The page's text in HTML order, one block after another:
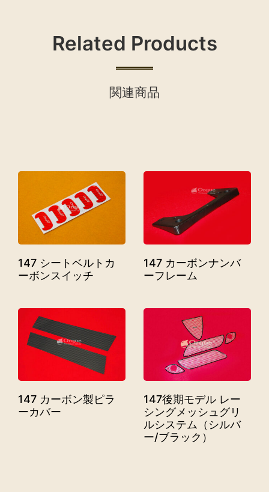
Related Products
関連商品
147 シートベルトカ
ーボンスイッチ
147 カーボンナンバ
ーフレーム
147 カーボン製ピラ
ーカバー
147後期モデル レー
シングメッシュグリ
ルシステム（シルバ
ー/ブラック）